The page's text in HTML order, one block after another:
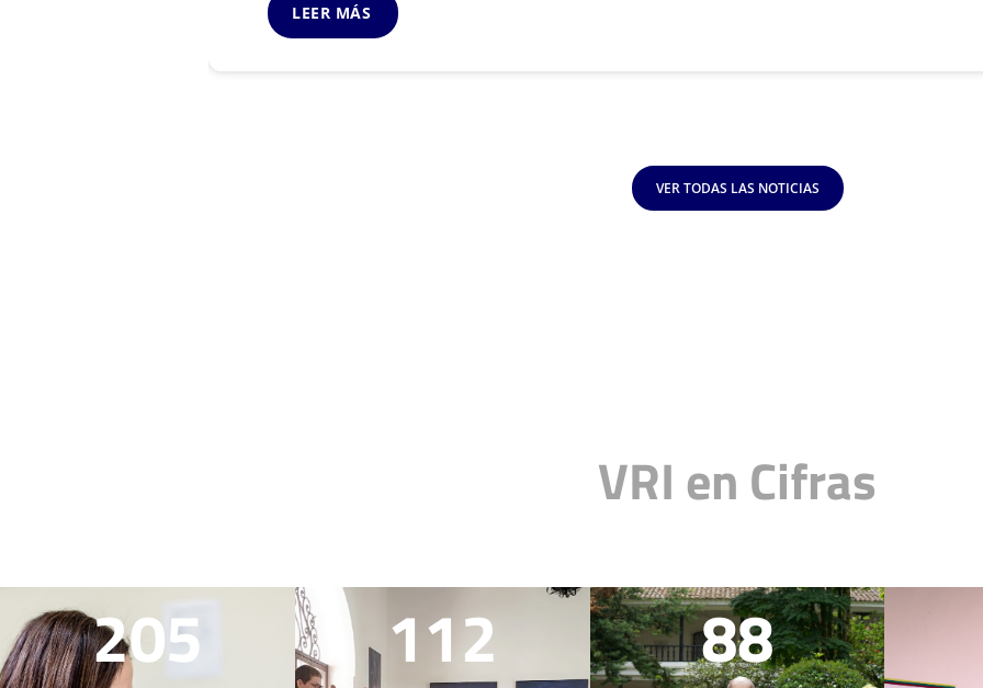
LEER MÁS
VER TODAS LAS NOTICIAS
VRI en Cifras
205 112 88